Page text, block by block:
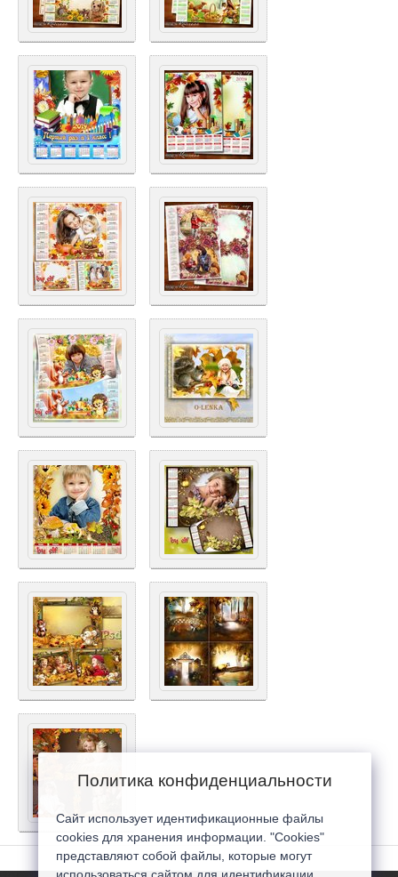
Политика конфиденциальности
Сайт использует идентификационные файлы
cookies для хранения информации. "Cookies"
представляют собой файлы, которые могут